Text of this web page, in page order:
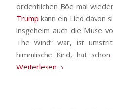
ordentlichen Böe mal
Trump kann ein Lied davon
insgeheim auch die Muse
The Wind“ war, ist
himmlische Kind, hat
Weiterlesen